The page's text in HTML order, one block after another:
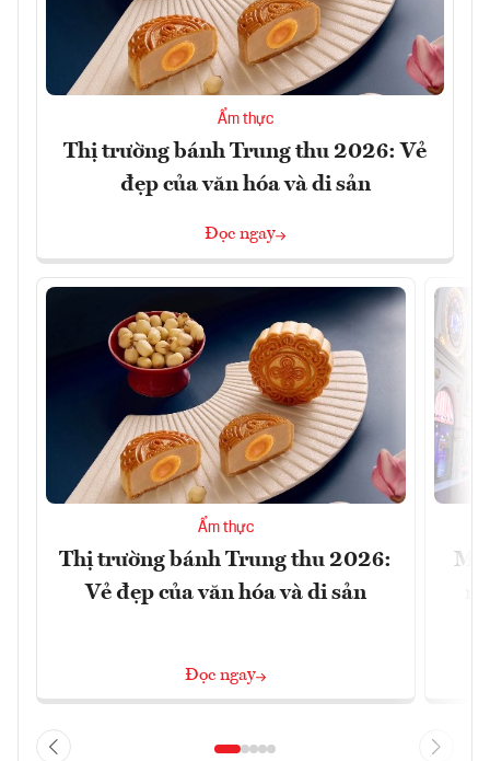
Ẩm thực
Thị trường bánh Trung thu 2026: Vẻ
đẹp của văn hóa và di sản
Đọc ngay
Ẩm thực
Thị trường bánh Trung thu 2026:
Vẻ đẹp của văn hóa và di sản
Đọc ngay